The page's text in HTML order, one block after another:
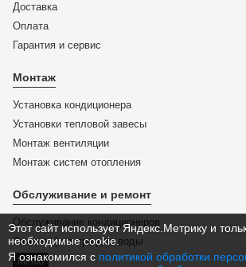
Этот сайт использует Яндекс.Метрику и
необходимые cookie.
Я ознакомился с политикой обработки
Доставка
Оплата
Гарантия и сервис
Монтаж
Установка кондиционера
Установки тепловой завесы
Монтаж вентиляции
Монтаж систем отопления
Обслуживание и ремонт
Обслуживание кондиционеров
Замена фильтра для воды
Меню